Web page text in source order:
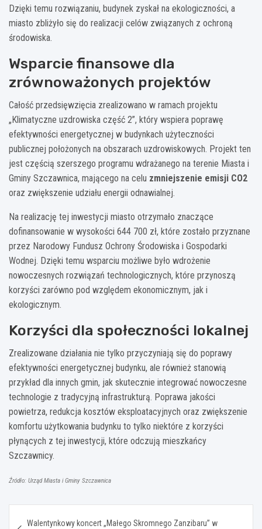
Dzięki temu rozwiązaniu, budynek zyskał na ekologiczności, a
miasto zbliżyło się do realizacji celów związanych z ochroną
środowiska.
Wsparcie finansowe dla
zrównoważonych projektów
Całość przedsięwzięcia zrealizowano w ramach projektu
„Klimatyczne uzdrowiska część 2”, który wspiera poprawę
efektywności energetycznej w budynkach użyteczności
publicznej położonych na obszarach uzdrowiskowych. Projekt ten
jest częścią szerszego programu wdrażanego na terenie Miasta i
Gminy Szczawnica, mającego na celu zmniejszenie emisji CO2
oraz zwiększenie udziału energii odnawialnej.
Na realizację tej inwestycji miasto otrzymało znaczące
dofinansowanie w wysokości 644 700 zł, które zostało przyznane
przez Narodowy Fundusz Ochrony Środowiska i Gospodarki
Wodnej. Dzięki temu wsparciu możliwe było wdrożenie
nowoczesnych rozwiązań technologicznych, które przynoszą
korzyści zarówno pod względem ekonomicznym, jak i
ekologicznym.
Korzyści dla społeczności lokalnej
Zrealizowane działania nie tylko przyczyniają się do poprawy
efektywności energetycznej budynku, ale również stanowią
przykład dla innych gmin, jak skutecznie integrować nowoczesne
technologie z tradycyjną infrastrukturą. Poprawa jakości
powietrza, redukcja kosztów eksploatacyjnych oraz zwiększenie
komfortu użytkowania budynku to tylko niektóre z korzyści
płynących z tej inwestycji, które odczują mieszkańcy
Szczawnicy.
Źródło: Urząd Miasta i Gminy Szczawnica
Walentynkowy koncert „Małego Skromnego Zanzibaru” w